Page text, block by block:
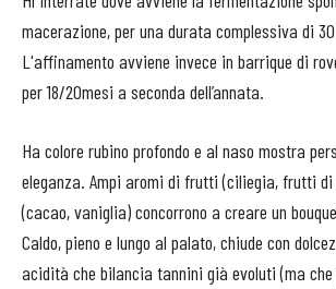
macerazione, per una durata complessiva di
L'affinamento avviene invece in barrique di
per 18/20mesi a seconda dell’annata.
Ha colore rubino profondo e al naso mostra
eleganza. Ampi aromi di frutti (ciliegia, frutti di
(cacao, vaniglia) concorrono a creare un
Caldo, pieno e lungo al palato, chiude con
acidità che bilancia tannini già evoluti (ma che